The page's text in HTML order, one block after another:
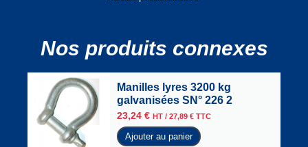
Nos produits connexes
Manilles lyres 3200 kg
galvanisées SN° 226 2
23,24 € HT / 27,89 € TTC
Ajouter au panier